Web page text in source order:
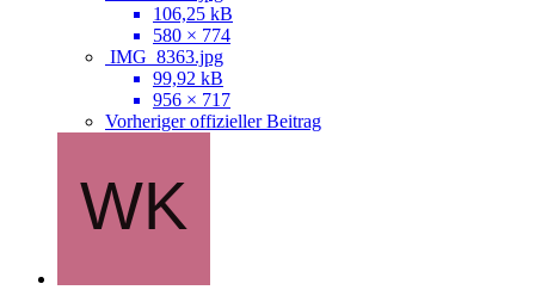
106,25 kB
580 × 774
IMG_8363.jpg
99,92 kB
956 × 717
Vorheriger offizieller Beitrag